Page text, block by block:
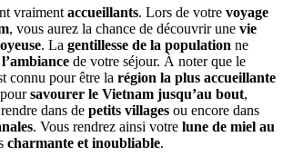
vraiment accueillants. Lors de votre voyage
, vous aurez la chance de découvrir une vie
. La gentillesse de la population ne
de votre séjour. À noter que le
connu pour être la région la plus accueillante
savourer le Vietnam jusqu’au bout,
dans de petits villages ou encore dans
. Vous rendrez ainsi votre lune de miel au
charmante et inoubliable.